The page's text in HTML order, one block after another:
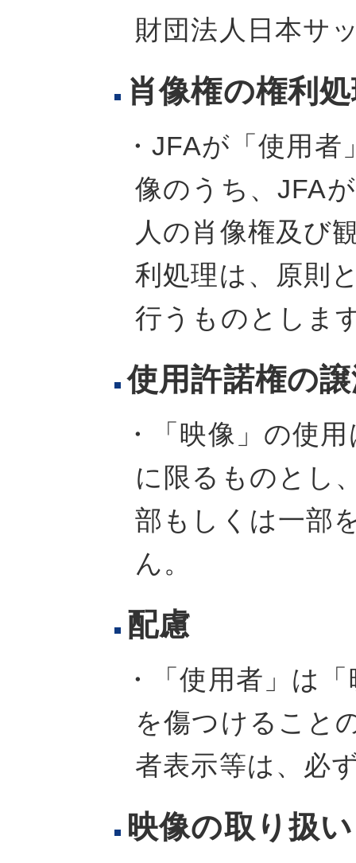
財団法人日本サ
肖像権の権利
・JFAが「使用
像のうち、JFA
人の肖像権及び
利処理は、原則
行うものとしま
使用許諾権の
・「映像」の使
に限るものとし
部もしくは一部
ん。
配慮
・「使用者」は
を傷つけること
者表示等は、必
映像の取り扱い